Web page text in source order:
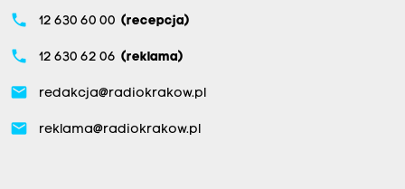
phone 12 630 60 00 (recepcja)
phone 12 630 62 06 (reklama)
email redakcja@radiokrakow.pl
email reklama@radiokrakow.pl